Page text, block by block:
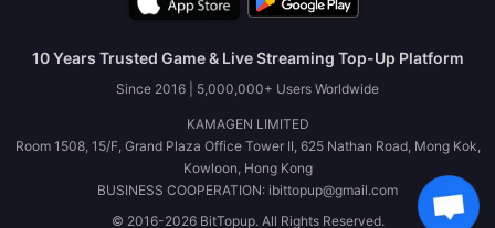
10 Years Trusted Game & Live Streaming Top-Up Platform
Since 2016 | 5,000,000+ Users Worldwide
KAMAGEN LIMITED
Room 1508, 15/F, Grand Plaza Office Tower II, 625 Nathan Road, Mong Kok,
Kowloon, Hong Kong
BUSINESS COOPERATION: ibittopup@gmail.com
© 2016-2026 BitTopup. All Rights Reserved.